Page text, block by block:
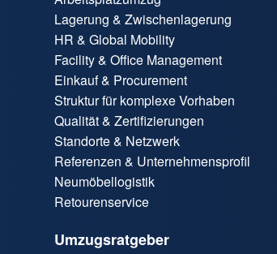
Lagerung & Zwischenlagerung
HR & Global Mobility
Facility & Office Management
Einkauf & Procurement
Struktur für komplexe Vorhaben
Qualität & Zertifizierungen
Standorte & Netzwerk
Referenzen & Unternehmensprofil
Neumöbellogistik
Retourenservice
Umzugsratgeber